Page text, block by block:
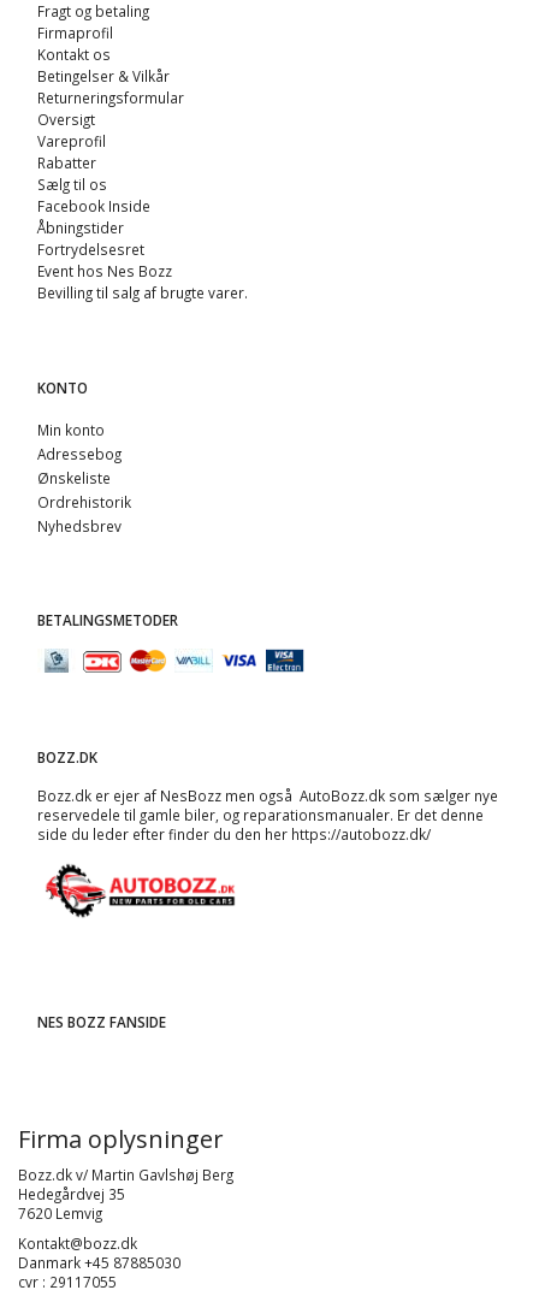
Fragt og betaling
Firmaprofil
Kontakt os
Betingelser & Vilkår
Returneringsformular
Oversigt
Vareprofil
Rabatter
Sælg til os
Facebook Inside
Åbningstider
Fortrydelsesret
Event hos Nes Bozz
Bevilling til salg af brugte varer.
KONTO
Min konto
Adressebog
Ønskeliste
Ordrehistorik
Nyhedsbrev
BETALINGSMETODER
BOZZ.DK
Bozz.dk er ejer af NesBozz men også AutoBozz.dk som sælger nye
reservedele til gamle biler, og reparationsmanualer. Er det denne
side du leder efter finder du den her https://autobozz.dk/
NES BOZZ FANSIDE
Firma oplysninger
Bozz.dk v/ Martin Gavlshøj Berg
Hedegårdvej 35
7620 Lemvig
Kontakt@bozz.dk
Danmark +45 87885030
cvr : 29117055